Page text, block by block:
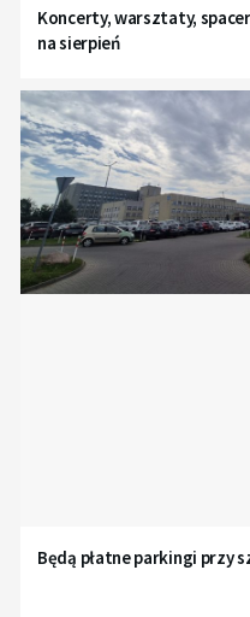
Koncerty, warsztaty,
na sierpień
Będą płatne parkingi przy